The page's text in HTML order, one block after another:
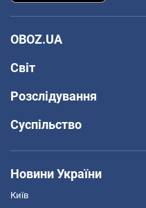
OBOZ.UA
Світ
Розслідування
Суспільство
Новини України
Київ